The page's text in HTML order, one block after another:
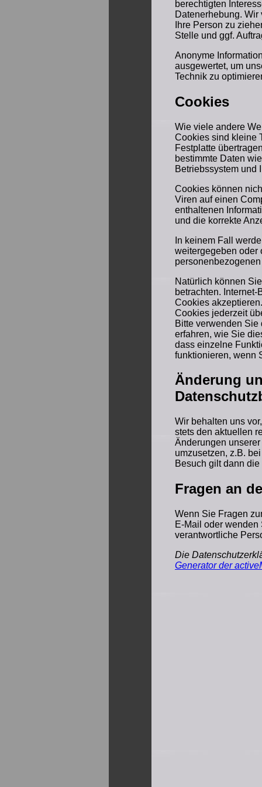
berechtigten
Datenerhebung.
Ihre Person zu
Stelle und ggf.
Anonyme
ausgewertet, um
Technik zu
Cookies
Wie viele andere
Cookies sind kleine
Festplatte
bestimmte Daten
Betriebssystem und
Cookies können
Viren auf einen
enthaltenen
und die korrekte
In keinem Fall
weitergegeben oder
Natürlich können
betrachten.
Cookies
Cookies jederzeit
Bitte verwenden Sie
erfahren, wie Sie
dass einzelne
funktionieren, wenn
Änderung
Wir behalten uns
stets den aktuellen
Änderungen
umzusetzen, z.B.
Besuch gilt dann
Fragen an
Wenn Sie Fragen
E-Mail oder
verantwortliche
Die
Generator der